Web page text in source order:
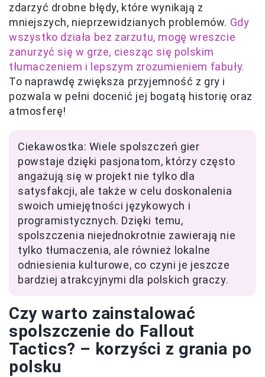
zdarzyć drobne błędy, które wynikają z
mniejszych, nieprzewidzianych problemów. Gdy
wszystko działa bez zarzutu, mogę wreszcie
zanurzyć się w grze, ciesząc się polskim
tłumaczeniem i lepszym zrozumieniem fabuły.
To naprawdę zwiększa przyjemność z gry i
pozwala w pełni docenić jej bogatą historię oraz
atmosferę!
Ciekawostka: Wiele spolszczeń gier
powstaje dzięki pasjonatom, którzy często
angażują się w projekt nie tylko dla
satysfakcji, ale także w celu doskonalenia
swoich umiejętności językowych i
programistycznych. Dzięki temu,
spolszczenia niejednokrotnie zawierają nie
tylko tłumaczenia, ale również lokalne
odniesienia kulturowe, co czyni je jeszcze
bardziej atrakcyjnymi dla polskich graczy.
Czy warto zainstalować
spolszczenie do Fallout
Tactics? – korzyści z grania po
polsku